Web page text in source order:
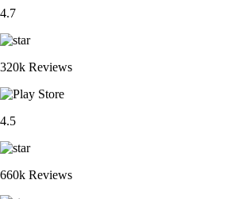
4.7
320k Reviews
4.5
660k Reviews